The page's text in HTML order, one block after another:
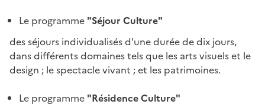
Le programme "Séjour Culture"
des séjours individualisés d'une durée de dix jours,
dans différents domaines tels que les arts visuels et le
design ; le spectacle vivant ; et les patrimoines.
Le programme "Résidence Culture"